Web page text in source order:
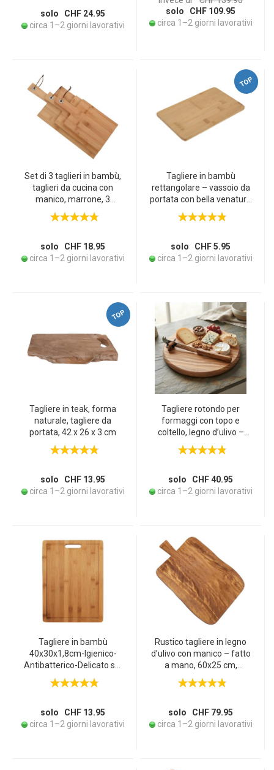
solo CHF 24.95
circa 1–2 giorni lavorativi
solo CHF 109.95
circa 1–2 giorni lavorativi
Set di 3 taglieri in bambù,
taglieri da cucina con
manico, marrone, 3
misure
solo CHF 18.95
circa 1–2 giorni lavorativi
TOP
Tagliere in bambù
rettangolare – vassoio da
portata con bella venatura
& motivo unico – robusto,
naturalmente
cucina 22 x 14 cm
solo CHF 5.95
circa 1–2 giorni lavorativi
TOP
Tagliere in teak, forma
naturale, tagliere da
portata, 42 x 26 x 3 cm
solo CHF 13.95
circa 1–2 giorni lavorativi
Tagliere rotondo per
formaggi con topo e
coltello, legno d’ulivo –
artigianale, resistente ai
tagli, antibatterico – ideale
merenda, formaggi,
colazione, regalo
solo CHF 40.95
circa 1–2 giorni lavorativi
Tagliere in bambù
40x30x1,8cm-Igienico-
Antibatterico-Delicato sui
coltelli-Con canalina &
manico-Tagliere da cucina
verdura-Vassoio da
portata
solo CHF 13.95
circa 1–2 giorni lavorativi
Rustico tagliere in legno
d’ulivo con manico – fatto
a mano, 60x25 cm,
resistente al taglio –
ideale come tagliere /
pane e antipasti –
dall’Italia
solo CHF 79.95
circa 1–2 giorni lavorativi